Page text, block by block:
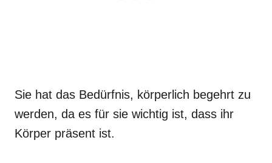
Sie hat das Bedürfnis, körperlich begehrt zu
werden, da es für sie wichtig ist, dass ihr
Körper präsent ist.